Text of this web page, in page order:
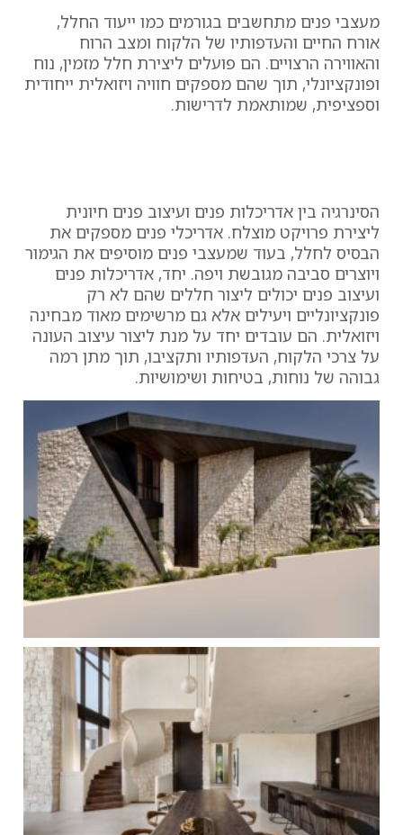
מעצבי פנים מתחשבים בגורמים כמו ייעוד החלל,
אורח החיים והעדפותיו של הלקוח ומצב הרוח
והאווירה הרצויים. הם פועלים ליצירת חלל מזמין, נוח
ופונקציונלי, תוך שהם מספקים חוויה ויזואלית ייחודית
וספציפית, שמותאמת לדרישות.
הסינרגיה בין אדריכלות פנים ועיצוב פנים חיונית
ליצירת פרויקט מוצלח. אדריכלי פנים מספקים את
הבסיס לחלל, בעוד שמעצבי פנים מוסיפים את הגימור
ויוצרים סביבה מגובשת ויפה. יחד, אדריכלות פנים
ועיצוב פנים יכולים ליצור חללים שהם לא רק
פונקציונליים ויעילים אלא גם מרשימים מאוד מבחינה
ויזואלית. הם עובדים יחד על מנת ליצור עיצוב העונה
על צרכי הלקוח, העדפותיו ותקציבו, תוך מתן רמה
גבוהה של נוחות, בטיחות ושימושיות.